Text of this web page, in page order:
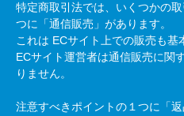
特定商取引法では、いくつかの
つに「通信販売」があります。
これは ECサイト上での販売も基
ECサイト運営者は通信販売に関
りません。
注意すべきポイントの１つに「